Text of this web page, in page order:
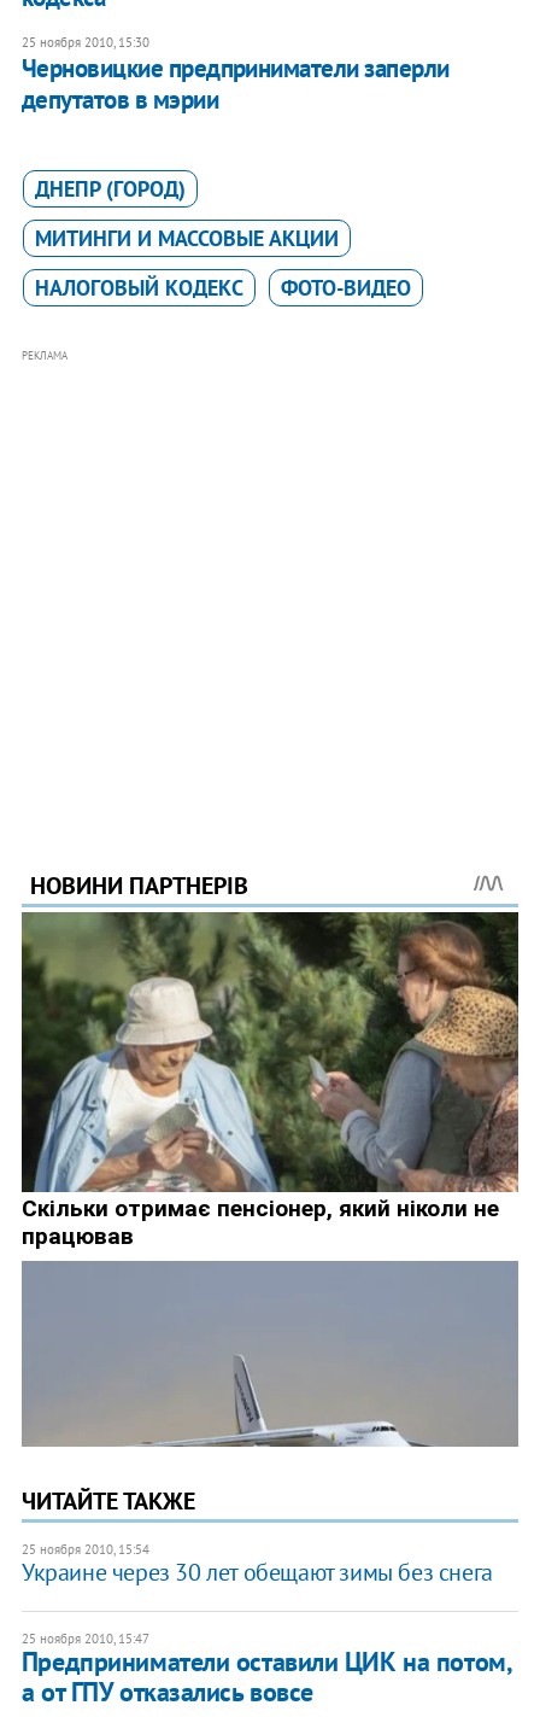
25 ноября 2010, 15:30
Черновицкие предприниматели заперли
депутатов в мэрии
ДНЕПР (ГОРОД)
МИТИНГИ И МАССОВЫЕ АКЦИИ
НАЛОГОВЫЙ КОДЕКС
ФОТО-ВИДЕО
РЕКЛАМА
ЧИТАЙТЕ ТАКЖЕ
25 ноября 2010, 15:54
Украине через 30 лет обещают зимы без снега
25 ноября 2010, 15:47
Предприниматели оставили ЦИК на потом,
а от ГПУ отказались вовсе